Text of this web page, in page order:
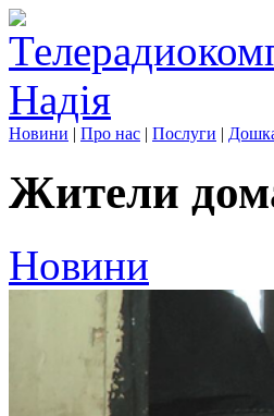
Новини | Про нас | Послуги |
Жители
Новини